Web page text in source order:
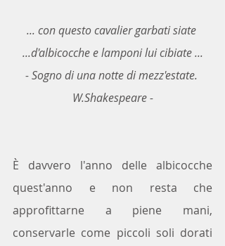
... con questo cavalier garbati siate
...d'albicocche e lamponi lui cibiate ...
- Sogno di una notte di mezz'estate.
W.Shakespeare -
È davvero l'anno delle albicocche
quest'anno e non resta che
approfittarne a piene mani,
conservarle come piccoli soli dorati